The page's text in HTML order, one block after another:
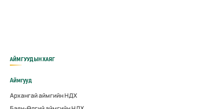
АЙМГУУДЫН ХАЯГ
Аймгууд
Архангай аймгийн НДХ